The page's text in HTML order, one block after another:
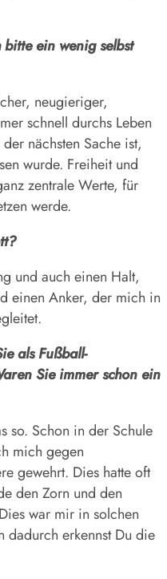
ein wenig selbst
neugieriger,
schnell durchs Leben
nächsten Sache ist,
wurde. Freiheit und
zentrale Werte, für
werde.
und auch einen Halt,
einen Anker, der mich in
als Fußball-
Sie immer schon ein
so. Schon in der Schule
mich gegen
gewehrt. Dies hatte oft
den Zorn und den
war mir in solchen
dadurch erkennst Du die